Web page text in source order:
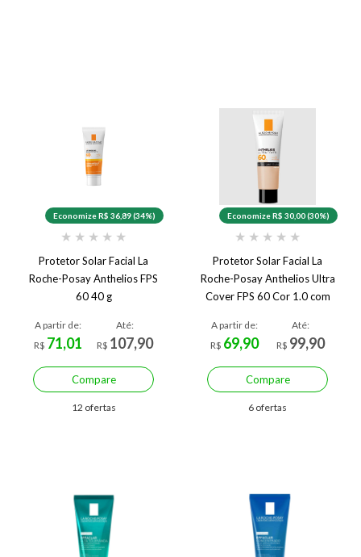
Economize R$ 36,89 (34%)
★ ★ ★ ★ ★
Protetor Solar Facial La
Roche-Posay Anthelios FPS
60 40 g
A partir de:
R$ 71,01
Até:
R$ 107,90
Compare
12 ofertas
Economize R$ 30,00 (30%)
★ ★ ★ ★ ★
Protetor Solar Facial La
Roche-Posay Anthelios Ultra
Cover FPS 60 Cor 1.0 com
A partir de:
R$ 69,90
Até:
R$ 99,90
Compare
6 ofertas